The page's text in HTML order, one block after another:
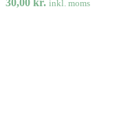
inkl. moms